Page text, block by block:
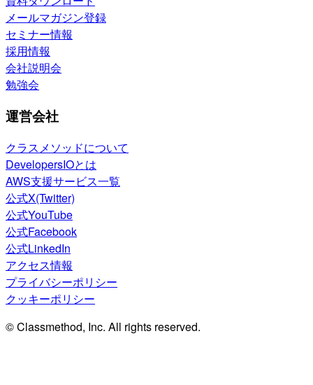
メールマガジン登録
セミナー情報
採用情報
会社説明会
勉強会
運営会社
クラスメソッドについて
DevelopersIOとは
AWS支援サービス一覧
公式X(Twitter)
公式YouTube
公式Facebook
公式LinkedIn
アクセス情報
プライバシーポリシー
クッキーポリシー
© Classmethod, Inc. All rights reserved.